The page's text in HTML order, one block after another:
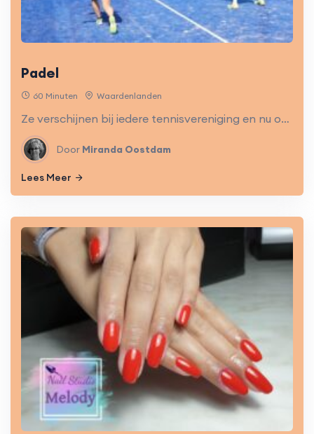
Padel
60 Minuten Waardenlanden
Ze verschijnen bij iedere tennisvereniging en nu ook in het Vitaliteitsproject! Padel is een razendsnel opkomende sport. Maak, onder begeleiding van Miranda, kennis met deze energieke sport!
Door Miranda Oostdam
Lees Meer